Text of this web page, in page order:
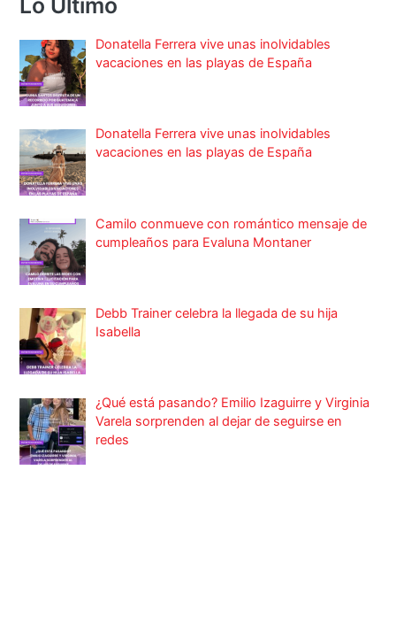
Donatella Ferrera vive unas inolvidables
vacaciones en las playas de España
Donatella Ferrera vive unas inolvidables
vacaciones en las playas de España
Camilo conmueve con romántico mensaje de
cumpleaños para Evaluna Montaner
Debb Trainer celebra la llegada de su hija
Isabella
¿Qué está pasando? Emilio Izaguirre y Virginia
Varela sorprenden al dejar de seguirse en
redes